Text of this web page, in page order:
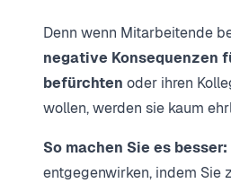
Denn wenn Mitarbeitende
negative Konsequenzen
befürchten oder ihren
wollen, werden sie kaum
So machen Sie es besser:
entgegenwirken, indem Sie